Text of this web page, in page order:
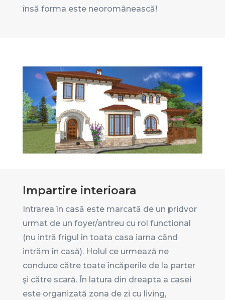
însă forma este neoromânească!
Impartire interioara
Intrarea în casă este marcată de un pridvor
urmat de un foyer/antreu cu rol functional
(nu intră frigul în toata casa iarna când
intrăm în casă). Holul ce urmează ne
conduce către toate încăperile de la parter
şi către scară. În latura din dreapta a casei
este organizată zona de zi cu living,